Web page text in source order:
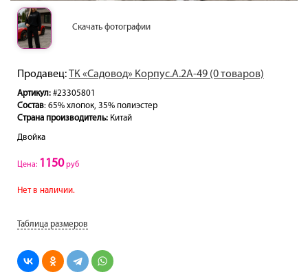
Скачать фотографии
Продавец:ТК «Садовод» Корпус.А.2А-49 (0 товаров)
Артикул: #23305801
Состав: 65% хлопок, 35% полиэстер
Страна производитель: Китай
Двойка
Цена: 1150руб
Нет в наличии.
Таблица размеров